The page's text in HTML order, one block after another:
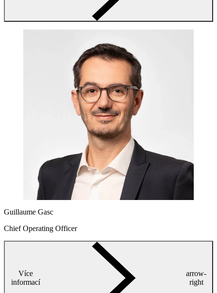
Guillaume Gasc
Chief Operating Officer
Více
informací
arrow-
right